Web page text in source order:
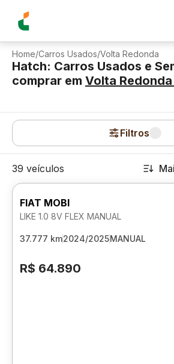
Home/Carros Usados/Volta Redonda
Hatch: Carros Usados e
comprar em Volta Redonda
Filtros
39 veículos
FIAT MOBI
LIKE 1.0 8V FLEX MANUAL
37.777 km2024/2025MANUAL
R$ 64.890